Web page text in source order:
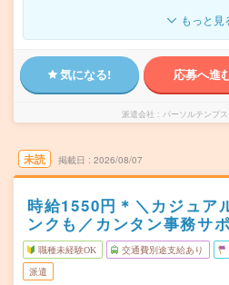
もっと見
気になる! 応募へ進
派遣会社 パーソルテンプ
未読 掲載日 2026/08/07
時給1550円＊＼カジュア
ンクも／カンタン事務サ
職種未経験OK 交通費別途支給あり
派遣